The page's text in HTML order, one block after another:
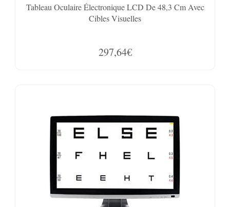
Tableau Oculaire Électronique LCD De 48,3 Cm Avec
Cibles Visuelles
297,64€